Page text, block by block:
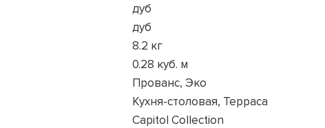
дуб
дуб
8.2 кг
0.28 куб. м
Прованс, Эко
Кухня-столовая, Терраса
Capitol Collection